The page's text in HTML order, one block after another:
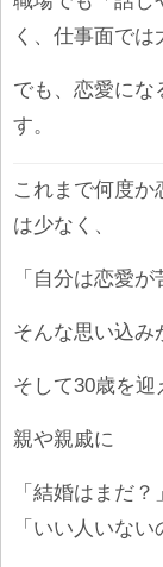
く、仕事面では
でも、恋愛にな
す。
これまで何度か
は少なく、
「自分は恋愛が
そんな思い込み
そして30歳を迎
親や親戚に
「結婚はまだ？」
「いい人いない